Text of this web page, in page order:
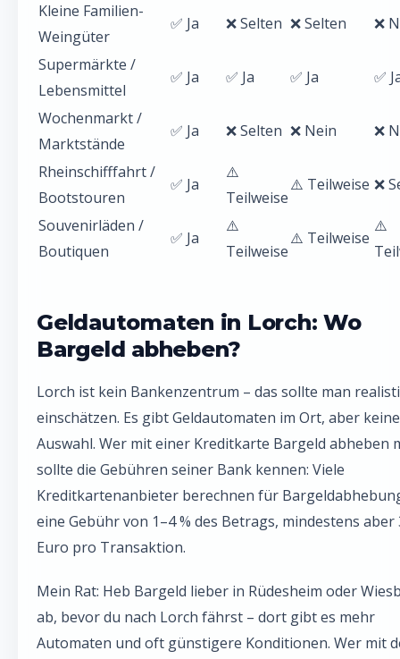
Kleine Familien-
Weingüter
✅ Ja ❌ Selten ❌ Selten ❌
Supermärkte /
Lebensmittel
✅ Ja ✅ Ja ✅ Ja ✅
Wochenmarkt /
Marktstände
✅ Ja ❌ Selten ❌ Nein ❌
Rheinschifffahrt /
Bootstouren
✅ Ja
⚠️
Teilweise
⚠️ Teilweise ❌
Souvenirläden /
Boutiquen
✅ Ja
⚠️
Teilweise
⚠️ Teilweise
⚠️
Geldautomaten in Lorch: Wo
Bargeld abheben?
Lorch ist kein Bankenzentrum – das sollte man
einschätzen. Es gibt Geldautomaten im Ort, aber
Auswahl. Wer mit einer Kreditkarte Bargeld abheben
sollte die Gebühren seiner Bank kennen: Viele
Kreditkartenanbieter berechnen für
eine Gebühr von 1–4 % des Betrags, mindestens aber
Euro pro Transaktion.
Mein Rat: Heb Bargeld lieber in Rüdesheim oder
ab, bevor du nach Lorch fährst – dort gibt es mehr
Automaten und oft günstigere Konditionen. Wer mit